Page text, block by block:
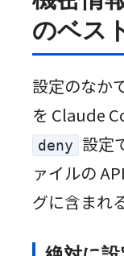
のベス
設定のなか
を Claude
deny
設定
ァイルの
グに含まれ